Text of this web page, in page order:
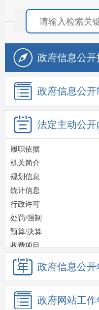
政府信息公开
政府信息公开
法定主动公开
履职依据
机关简介
规划信息
统计信息
行政许可
处罚/强制
预算/决算
收费项目
政府采购
重大项目
重点领域信息公开
应急管理
政府信息公开
政府网站工作